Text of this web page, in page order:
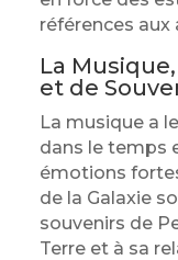
références aux
La
et de
La musique a
dans le temps
émotions
de la Galaxie
souvenirs de
Terre et à sa